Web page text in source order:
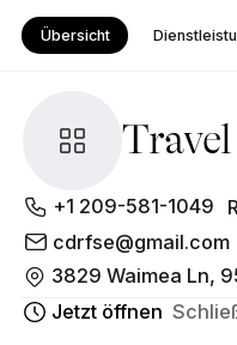
Übersicht
Über
Travel &
Wellness
+1 209-581-1049
cdrfse@gmail.com
Jetzt öffnen